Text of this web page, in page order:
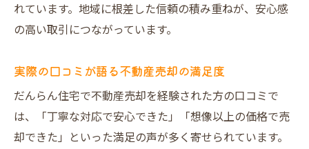
れています。地域に根差した信頼の積み重ねが、安心感
の高い取引につながっています。
実際の口コミが語る不動産売却の満足度
だんらん住宅で不動産売却を経験された方の口コミで
は、「丁寧な対応で安心できた」「想像以上の価格で売
却できた」といった満足の声が多く寄せられています。